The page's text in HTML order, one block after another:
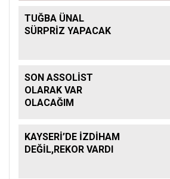
TUĞBA ÜNAL
SÜRPRİZ YAPACAK
SON ASSOLİST
OLARAK VAR
OLACAĞIM
KAYSERİ’DE İZDİHAM
DEĞİL,REKOR VARDI